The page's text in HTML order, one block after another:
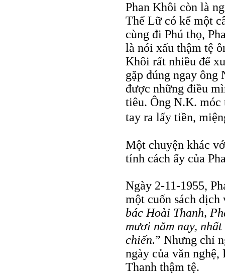
Phan Khôi còn là
Thế Lữ có kể một
cùng đi Phú thọ,
là nói xấu thậm tệ
Khôi rất nhiều để
gặp đúng ngay ông
được những điều
tiêu. Ông N.K. móc
tay ra lấy tiền,
Một chuyện khác
tính cách ấy của
Ngày 2-11-1955,
một cuốn sách
bác Hoài Thanh,
mươi năm nay,
chiến.” Nhưng chỉ
ngày của văn
Thanh thậm tệ.